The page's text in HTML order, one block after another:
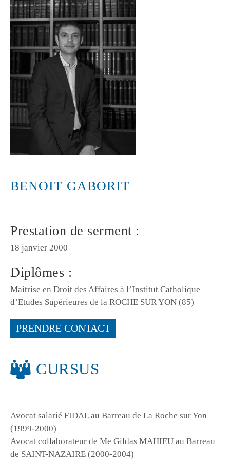
BENOIT GABORIT
Prestation de serment :
18 janvier 2000
Diplômes :
Maitrise en Droit des Affaires à l’Institut Catholique
d’Etudes Supérieures de la ROCHE SUR YON (85)
PRENDRE CONTACT
CURSUS
Avocat salarié FIDAL au Barreau de La Roche sur Yon
(1999-2000)
Avocat collaborateur de Me Gildas MAHIEU au Barreau
de SAINT-NAZAIRE (2000-2004)